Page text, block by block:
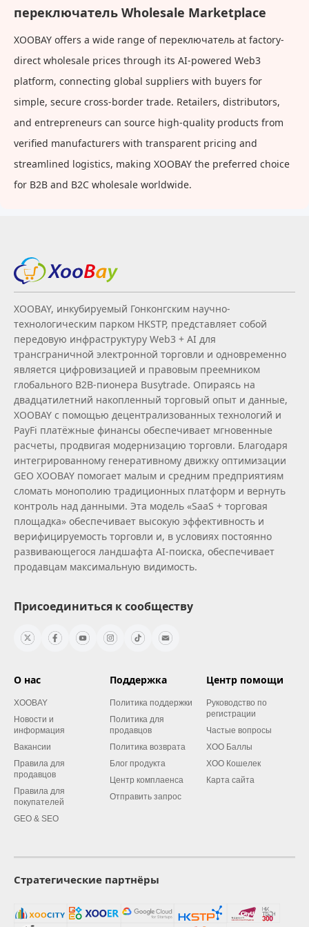
переключатель Wholesale Marketplace
XOOBAY offers a wide range of переключатель at factory-
direct wholesale prices through its AI-powered Web3
platform, connecting global suppliers with buyers for
simple, secure cross-border trade. Retailers, distributors,
and entrepreneurs can source high-quality products from
verified manufacturers with transparent pricing and
streamlined logistics, making XOOBAY the preferred choice
for B2B and B2C wholesale worldwide.
XOOBAY, инкубируемый Гонконгским научно-
технологическим парком HKSTP, представляет собой
передовую инфраструктуру Web3 + AI для
трансграничной электронной торговли и одновременно
является цифровизацией и правовым преемником
глобального B2B‑пионера Busytrade. Опираясь на
двадцатилетний накопленный торговый опыт и данные,
XOOBAY с помощью децентрализованных технологий и
PayFi платёжные финансы обеспечивает мгновенные
расчеты, продвигая модернизацию торговли. Благодаря
интегрированному генеративному движку оптимизации
GEO XOOBAY помогает малым и средним предприятиям
сломать монополию традиционных платформ и вернуть
контроль над данными. Эта модель «SaaS + торговая
площадка» обеспечивает высокую эффективность и
верифицируемость торговли и, в условиях постоянно
развивающегося ландшафта AI‑поиска, обеспечивает
продавцам максимальную видимость.
Присоединиться к сообществу
О нас
XOOBAY
Новости и
информация
Вакансии
Правила для
продавцов
Правила для
покупателей
GEO & SEO
Поддержка
Политика поддержки
Политика для
продавцов
Политика возврата
Блог продукта
Центр комплаенса
Отправить запрос
Центр помощи
Руководство по
регистрации
Частые вопросы
XOO Баллы
XOO Кошелек
Карта сайта
Стратегические партнёры